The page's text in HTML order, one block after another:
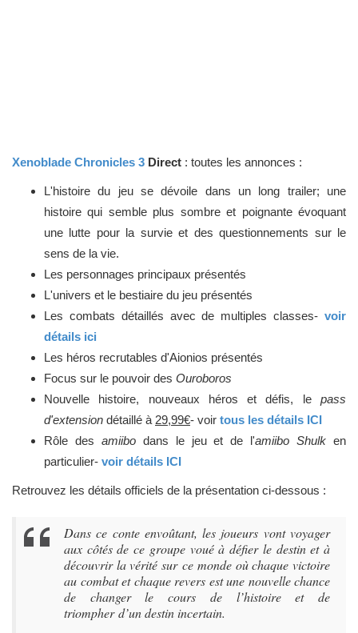
Xenoblade Chronicles 3 Direct : toutes les annonces :
L'histoire du jeu se dévoile dans un long trailer; une
histoire qui semble plus sombre et poignante évoquant
une lutte pour la survie et des questionnements sur le
sens de la vie.
Les personnages principaux présentés
L'univers et le bestiaire du jeu présentés
Les combats détaillés avec de multiples classes- voir
détails ici
Les héros recrutables d'Aionios présentés
Focus sur le pouvoir des Ouroboros
Nouvelle histoire, nouveaux héros et défis, lepass
d'extension détaillé à 29,99€- voir tous les détails ICI
Rôle des amiibo dans le jeu et de l'amiibo Shulken
particulier- voir détails ICI
Retrouvez les détails officiels de la présentation ci-dessous :
Dans ce conte envoûtant, les joueurs vont voyager
aux côtés de ce groupe voué à défier le destin et à
découvrir la vérité sur ce monde où chaque victoire
au combat et chaque revers est une nouvelle chance
de changer le cours de l’histoire et de
triompher d’un destin incertain.